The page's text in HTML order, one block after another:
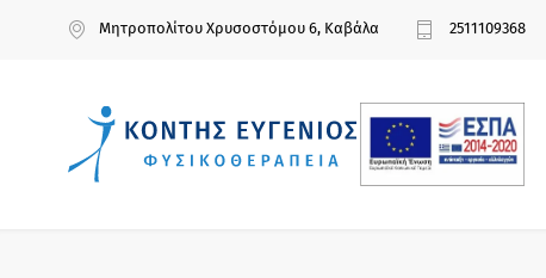
Μητροπολίτου Χρυσοστόμου 6, Καβάλα 2511109368